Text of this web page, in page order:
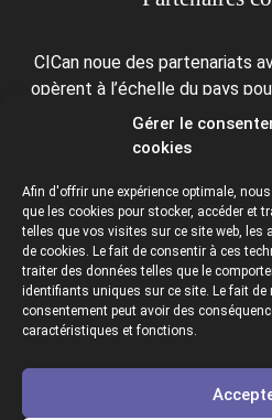
Gérer le
cookies
Afin d'offrir une expérience optimale,
que les cookies pour stocker, accéder et
telles que vos visites sur ce site web, les
de cookies. Le fait de consentir à ces
traiter des données telles que le
identifiants uniques sur ce site. Le fait de
consentement peut avoir des
caractéristiques et fonctions.
CICan noue des partenariats
opèrent à l’échelle du pays
d’affaires pour ses membres et
produits et
Collèges et instituts Canada